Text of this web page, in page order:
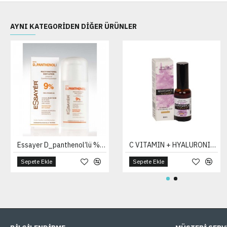
AYNI KATEGORIDEN DIĞER ÜRÜNLER
Essayer D_panthenol’lü % 9 Cilt Bakım Losyonu 125 Ml
Sepete Ekle
C VITAMIN + HYALURONIC ACID
Sepete Ekle